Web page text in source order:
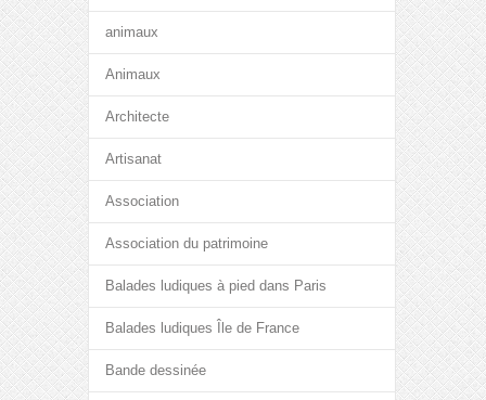
animaux
Animaux
Architecte
Artisanat
Association
Association du patrimoine
Balades ludiques à pied dans Paris
Balades ludiques Île de France
Bande dessinée